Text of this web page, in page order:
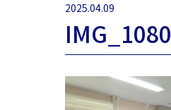
2025.04.09
IMG_1080